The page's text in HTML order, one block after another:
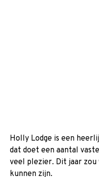
Holly Lodge is een
dat doet een aantal
veel plezier. Dit jaar
kunnen zijn.